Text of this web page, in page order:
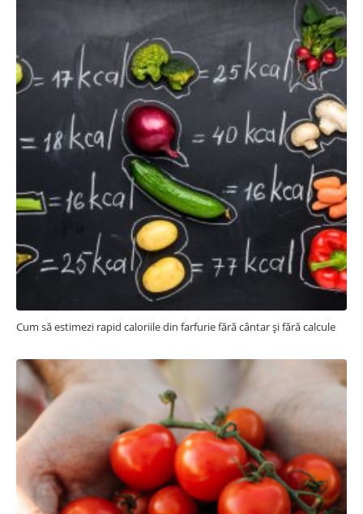
Cum să estimezi rapid caloriile din farfurie fără cântar și fără calcule